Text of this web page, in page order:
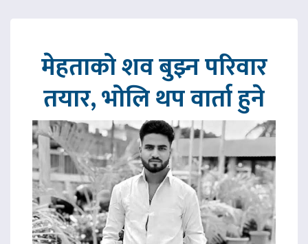
मेहताको शव बुझ्न परिवार
तयार, भोलि थप वार्ता हुने